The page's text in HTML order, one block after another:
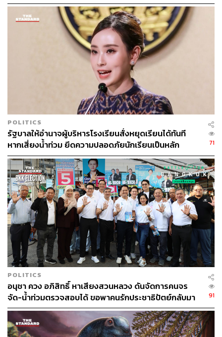
POLITICS
รัฐบาลให้อำนาจผู้บริหารโรงเรียนสั่งหยุดเรียนได้ทันที
หากเสี่ยงน้ำท่วม ยึดความปลอดภัยนักเรียนเป็นหลัก
71
POLITICS
อนุชา ควง อภิสิทธิ์ หาเสียงสวนหลวง ดันจัดการคนจร
จัด-น้ำท่วมตรวจสอบได้ ขอพาคนรักประชาธิปัตย์กลับมา
91